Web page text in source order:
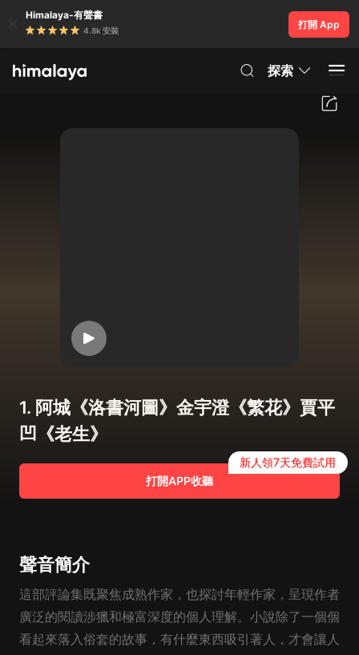
Himalaya-有聲書
4.8k 安裝
打開 App
探索
1. 阿城《洛書河圖》金宇澄《繁花》賈平
凹《老生》
打開APP收聽
新人領7天免費試用
聲音簡介
這部評論集既聚焦成熟作家，也探討年輕作家，呈現作者
廣泛的閱讀涉獵和極富深度的個人理解。小說除了一個個
看起來落入俗套的故事，有什麼東西吸引著人，才會讓人